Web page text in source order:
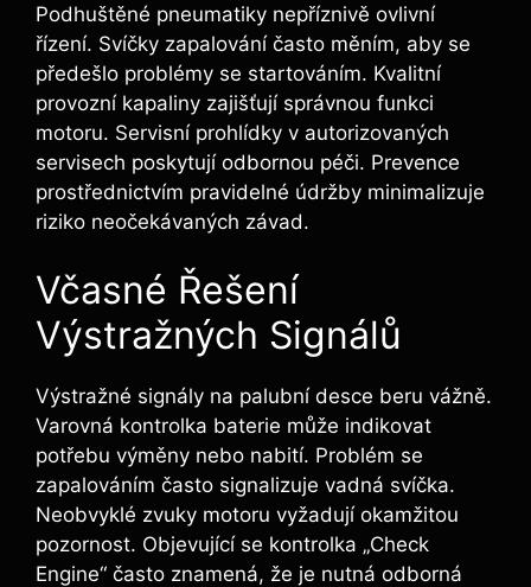
Podhuštěné pneumatiky nepříznivě ovlivní
řízení. Svíčky zapalování často měním, aby se
předešlo problémy se startováním. Kvalitní
provozní kapaliny zajišťují správnou funkci
motoru. Servisní prohlídky v autorizovaných
servisech poskytují odbornou péči. Prevence
prostřednictvím pravidelné údržby minimalizuje
riziko neočekávaných závad.
Včasné Řešení
Výstražných Signálů
Výstražné signály na palubní desce beru vážně.
Varovná kontrolka baterie může indikovat
potřebu výměny nebo nabití. Problém se
zapalováním často signalizuje vadná svíčka.
Neobvyklé zvuky motoru vyžadují okamžitou
pozornost. Objevující se kontrolka „Check
Engine“ často znamená, že je nutná odborná